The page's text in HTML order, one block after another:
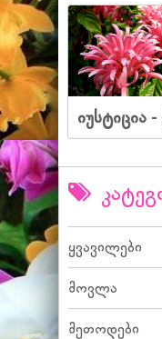
იუსტიცია
ყვავილები
მოვლა
მეთოდები